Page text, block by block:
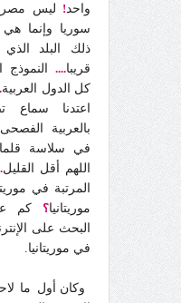
واحد ! ليس مصر
سوريا وإنما هي
ذلك البلد
قريبا....
كل الدول العربية
اعتدنا سماع
بالعربية
في سلاسة
اللهم أقل القليل
المرتبة في
موريتانيا؟ كم
البحث على
في موريتانيا.
وكان أول ما